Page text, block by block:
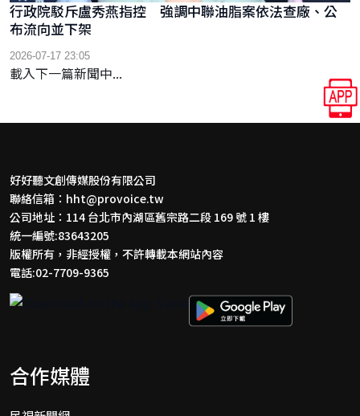
行政院駁斥盧秀燕指控 強調中聯油脂案依法查廠、公
布流向並下架
2026-07-17 23:05
外交官涉詐領租屋補助10萬美
金！ 前駐關島處長陳盈連遭二
度約談
2026-01-28 22:15 鉅聞天下｜撰稿 編輯中心
聽新聞